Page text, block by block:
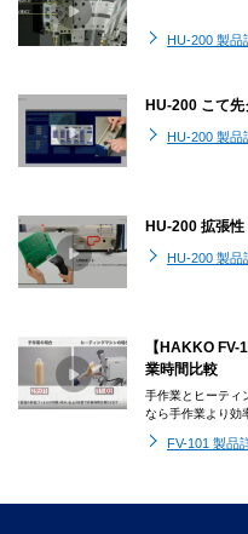
HU-200 製品
HU-200 こて先
HU-200 製品
HU-200 拡張性
HU-200 製品
【HAKKO
業時間比較
手作業とヒーティ
なら手作業より効
FV-101 製品